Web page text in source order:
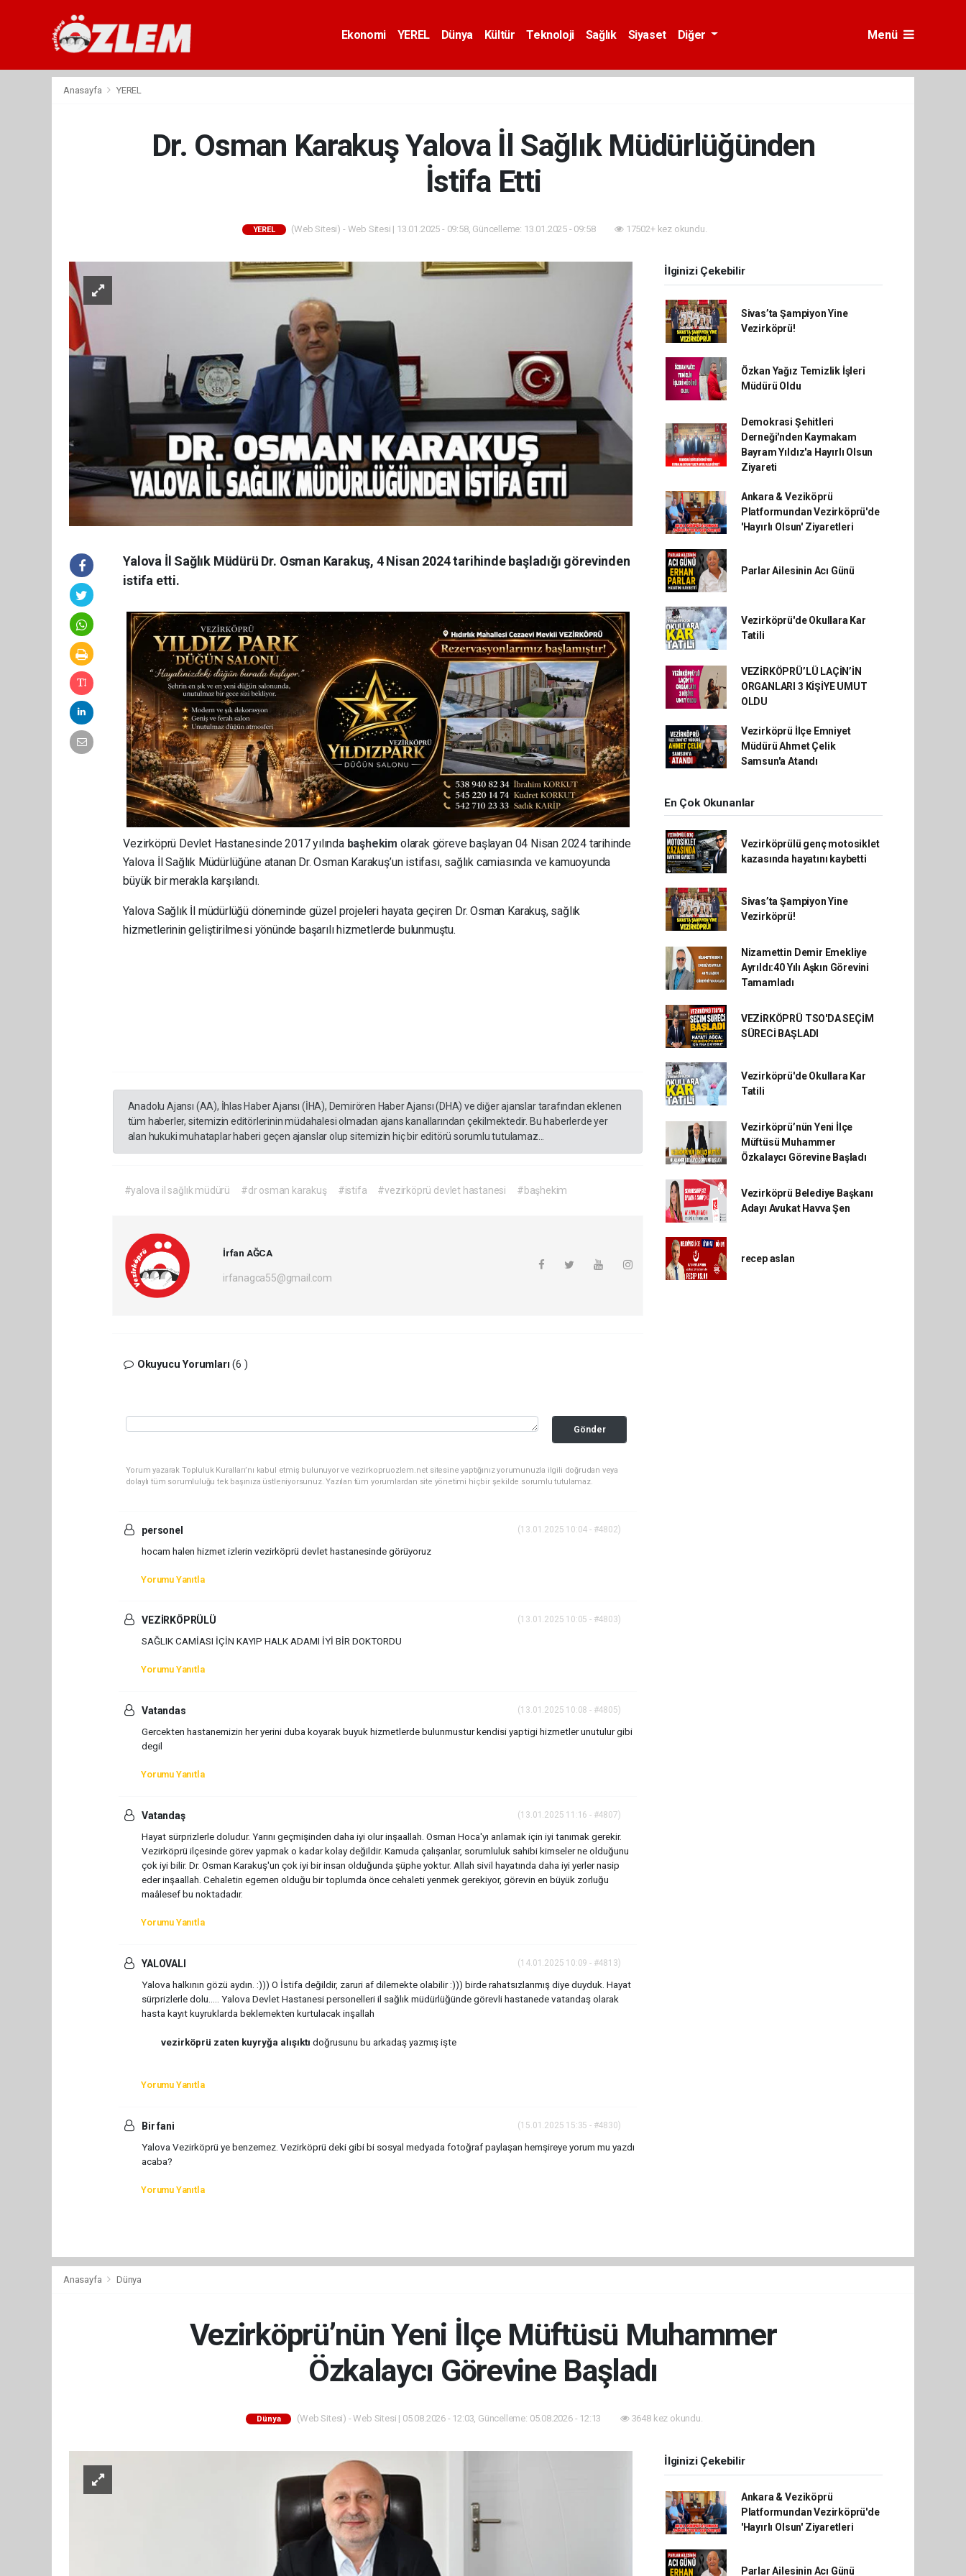
Ekonomi YEREL Dünya Kültür Teknoloji Sağlık Siyaset Diğer Menü
Anasayfa YEREL
Dr. Osman Karakuş Yalova İl Sağlık Müdürlüğünden
İstifa Etti
YEREL (Web Sitesi) - Web Sitesi | 13.01.2025 - 09:58, Güncelleme: 13.01.2025 - 09:58 17502+ kez okundu.
Yalova İl Sağlık Müdürü Dr. Osman Karakuş, 4 Nisan 2024 tarihinde başladığı görevinden
istifa etti.
Vezirköprü Devlet Hastanesinde 2017 yılında başhekim olarak göreve başlayan 04 Nisan 2024 tarihinde
Yalova İl Sağlık Müdürlüğüne atanan Dr. Osman Karakuş’un istifası, sağlık camiasında ve kamuoyunda
büyük bir merakla karşılandı.
Yalova Sağlık İl müdürlüğü döneminde güzel projeleri hayata geçiren Dr. Osman Karakuş, sağlık
hizmetlerinin geliştirilmesi yönünde başarılı hizmetlerde bulunmuştu.
Anadolu Ajansı (AA), İhlas Haber Ajansı (İHA), Demirören Haber Ajansı (DHA) ve diğer ajanslar tarafından eklenen
tüm haberler, sitemizin editörlerinin müdahalesi olmadan ajans kanallarından çekilmektedir. Bu haberlerde yer
alan hukuki muhataplar haberi geçen ajanslar olup sitemizin hiç bir editörü sorumlu tutulamaz...
#yalova il sağlık müdürü #dr osman karakuş #istifa #vezirköprü devlet hastanesi #başhekim
İrfan AĞCA
irfanagca55@gmail.com
Okuyucu Yorumları(6 )
Gönder
Yorum yazarak Topluluk Kuralları’nı kabul etmiş bulunuyor ve vezirkopruozlem.net sitesine yaptığınız yorumunuzla ilgili doğrudan veya
dolaylı tüm sorumluluğu tek başınıza üstleniyorsunuz. Yazılan tüm yorumlardan site yönetimi hiçbir şekilde sorumlu tutulamaz.
personel (13.01.2025 10:04 - #4802)
hocam halen hizmet izlerin vezirköprü devlet hastanesinde görüyoruz
Yorumu Yanıtla
VEZİRKÖPRÜLÜ (13.01.2025 10:05 - #4803)
SAĞLIK CAMİASI İÇİN KAYIP HALK ADAMI İYİ BİR DOKTORDU
Yorumu Yanıtla
Vatandas (13.01.2025 10:08 - #4805)
Gercekten hastanemizin her yerini duba koyarak buyuk hizmetlerde bulunmustur kendisi yaptigi hizmetler unutulur gibi
degil
Yorumu Yanıtla
Vatandaş (13.01.2025 11:16 - #4807)
Hayat sürprizlerle doludur. Yarını geçmişinden daha iyi olur inşaallah. Osman Hoca'yı anlamak için iyi tanımak gerekir.
Vezirköprü ilçesinde görev yapmak o kadar kolay değildir. Kamuda çalışanlar, sorumluluk sahibi kimseler ne olduğunu
çok iyi bilir. Dr. Osman Karakuş'un çok iyi bir insan olduğunda şüphe yoktur. Allah sivil hayatında daha iyi yerler nasip
eder inşaallah. Cehaletin egemen olduğu bir toplumda önce cehaleti yenmek gerekiyor, görevin en büyük zorluğu
maâlesef bu noktadadır.
Yorumu Yanıtla
YALOVALI (14.01.2025 10:09 - #4813)
Yalova halkının gözü aydın. :))) O İstifa değildir, zaruri af dilemekte olabilir :))) birde rahatsızlanmış diye duyduk. Hayat
sürprizlerle dolu..... Yalova Devlet Hastanesi personelleri il sağlık müdürlüğünde görevli hastanede vatandaş olarak
hasta kayıt kuyruklarda beklemekten kurtulacak inşallah
vezirköprü zaten kuyryğa alışıktı doğrusunu bu arkadaş yazmış işte
Yorumu Yanıtla
Bir fani (15.01.2025 15:35 - #4830)
Yalova Vezirköprü ye benzemez. Vezirköprü deki gibi bi sosyal medyada fotoğraf paylaşan hemşireye yorum mu yazdı
acaba?
Yorumu Yanıtla
İlginizi Çekebilir
Sivas’ta Şampiyon Yine
Vezirköprü!
Özkan Yağız Temizlik İşleri
Müdürü Oldu
Demokrasi Şehitleri
Derneği'nden Kaymakam
Bayram Yıldız'a Hayırlı Olsun
Ziyareti
Ankara & Veziköprü
Platformundan Vezirköprü'de
'Hayırlı Olsun' Ziyaretleri
Parlar Ailesinin Acı Günü
Vezirköprü'de Okullara Kar
Tatili
VEZİRKÖPRÜ’LÜ LAÇİN’İN
ORGANLARI 3 KİŞİYE UMUT
OLDU
Vezirköprü İlçe Emniyet
Müdürü Ahmet Çelik
Samsun'a Atandı
En Çok Okunanlar
Vezirköprülü genç motosiklet
kazasında hayatını kaybetti
Sivas’ta Şampiyon Yine
Vezirköprü!
Nizamettin Demir Emekliye
Ayrıldı:40 Yılı Aşkın Görevini
Tamamladı
VEZİRKÖPRÜ TSO'DA SEÇİM
SÜRECİ BAŞLADI
Vezirköprü'de Okullara Kar
Tatili
Vezirköprü’nün Yeni İlçe
Müftüsü Muhammer
Özkalaycı Görevine Başladı
Vezirköprü Belediye Başkanı
Adayı Avukat Havva Şen
recep aslan
Anasayfa Dünya
Vezirköprü’nün Yeni İlçe Müftüsü Muhammer
Özkalaycı Görevine Başladı
Dünya (Web Sitesi) - Web Sitesi | 05.08.2026 - 12:03, Güncelleme: 05.08.2026 - 12:13 3648 kez okundu.
İlginizi Çekebilir
Ankara & Veziköprü
Platformundan Vezirköprü'de
'Hayırlı Olsun' Ziyaretleri
Parlar Ailesinin Acı Günü